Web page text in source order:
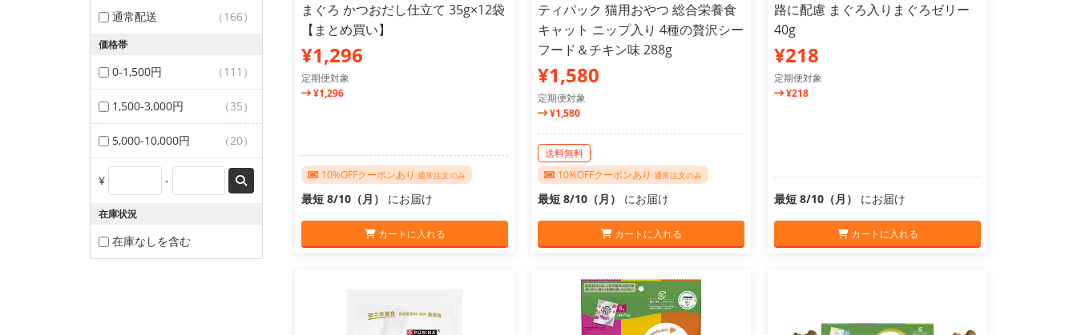
通常配送 （166）
価格帯
0-1,500円 （111）
1,500-3,000円 （35）
5,000-10,000円 （20）
¥ -
在庫状況
在庫なしを含む
まぐろ かつおだし仕立て 35g×12袋
【まとめ買い】
¥1,296
定期便対象
¥1,296
10%OFFクーポンあり 通常注文のみ
最短 8/10（月） にお届け
カートに入れる
ティパック 猫用おやつ 総合栄養食
キャット ニップ入り 4種の贅沢シー
フード＆チキン味 288g
¥1,580
定期便対象
¥1,580
送料無料
10%OFFクーポンあり 通常注文のみ
最短 8/10（月） にお届け
カートに入れる
路に配慮 まぐろ入りまぐろゼリー
40g
¥218
定期便対象
¥218
最短 8/10（月） にお届け
カートに入れる